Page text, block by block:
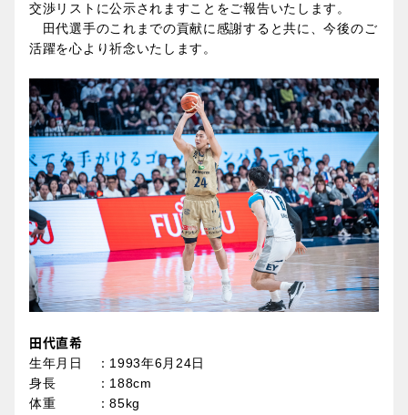
交渉リストに公示されますことをご報告いたします。
田代選手のこれまでの貢献に感謝すると共に、今後のご
活躍を心より祈念いたします。
田代直希
生年月日 ：1993年6月24日
身長 ：188cm
体重 ：85kg